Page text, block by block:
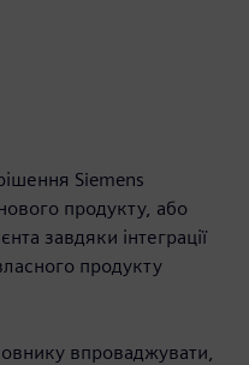
Siemens
продукту, або
завдяки інтеграції
продукту
впроваджувати,